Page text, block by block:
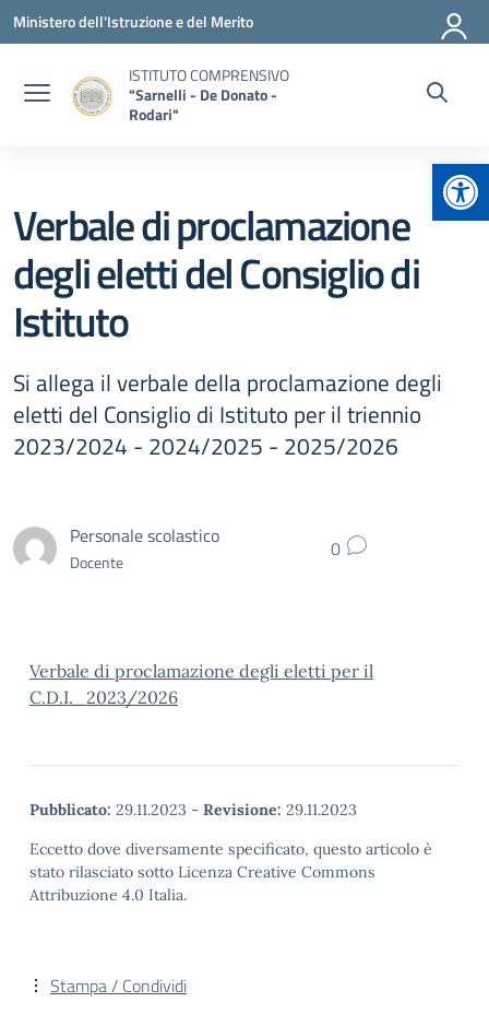
Vai ai contenuti
Vai al menu di navigazione
Vai al footer
Ministero dell'Istruzione e del Merito
ISTITUTO COMPRENSIVO
"Sarnelli - De Donato -
Rodari"
Verbale di proclamazione
degli eletti del Consiglio di
Istituto
Si allega il verbale della proclamazione degli
eletti del Consiglio di Istituto per il triennio
2023/2024 - 2024/2025 - 2025/2026
Personale scolastico
Docente 0
Verbale di proclamazione degli eletti per il
C.D.I._2023/2026
Pubblicato: 29.11.2023 - Revisione: 29.11.2023
Eccetto dove diversamente specificato, questo articolo è
stato rilasciato sotto Licenza Creative Commons
Attribuzione 4.0 Italia.
Stampa / Condividi